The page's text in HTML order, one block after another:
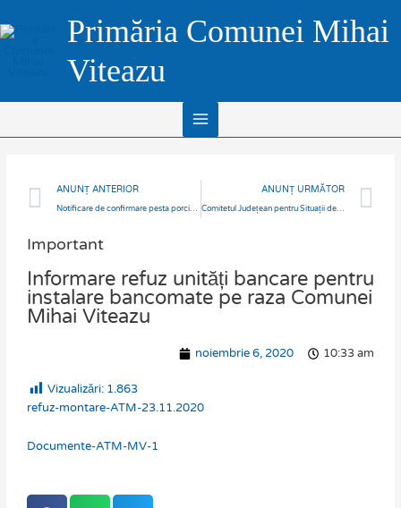
to
Primăria Comunei Mihai
Viteazu
Menu
Prev
ANUNȚ ANTERIOR
Notificare de confirmare pesta porcina africana
ANUNȚ URMĂTOR
Comitetul Județean pentru Situații de Urgență Cluj informare privind noile restricții COVID impuse prin HG 935/6.11.2020, modelul de Declarație și de Adeverință
Important
Informare refuz unități bancare pentru
instalare bancomate pe raza Comunei
Mihai Viteazu
noiembrie 6, 2020 10:33 am
Vizualizări: 1.863
refuz-montare-ATM-23.11.2020
Documente-ATM-MV-1